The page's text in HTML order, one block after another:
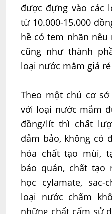
được đựng vào các
từ 10.000-15.000
hề có tem nhãn
cũng như thành
loại nước mắm giá
Theo một chủ cơ
với loại nước mắm
đồng/lít thì chất
đảm bảo, không có
hóa chất tạo mùi,
bảo quản, chất tạo
học cylamate,
loại nước chấm
những chất cấm sử